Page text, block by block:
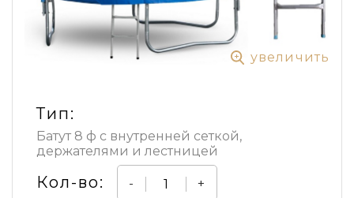
увеличить
Тип:
Батут 8 ф с внутренней сеткой,
держателями и лестницей
Кол-во: - +